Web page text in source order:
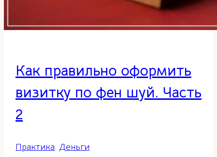
Как правильно оформить
визитку по фен шуй. Часть
2
Практика, Деньги